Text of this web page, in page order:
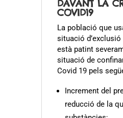
DAVANT LA
COVID19
La població que
situació d’exclusió
està patint
situació de
Covid 19 pels
Increment del
reducció de la